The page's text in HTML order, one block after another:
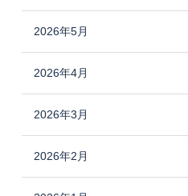
2026年5月
2026年4月
2026年3月
2026年2月